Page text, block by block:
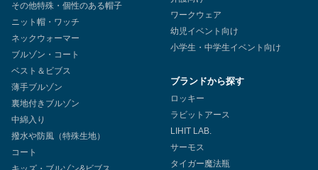
その他特殊・個性のある帽子
ニット帽・ワッチ
ネックウォーマー
ブルゾン・コート
ベスト＆ビブス
薄手ブルゾン
裏地付きブルゾン
中綿入り
撥水や防風（特殊生地）
コート
ワークウェア
幼児イベント向け
小学生・中学生イベント向け
ブランドから探す
ロッキー
ラビットアース
LIHIT LAB.
サーモス
タイガー魔法瓶